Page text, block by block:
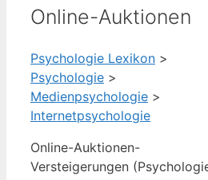
Online-Auktionen
Psychologie Lexikon >
Psychologie >
Medienpsychologie >
Internetpsychologie
Online-Auktionen-
Versteigerungen